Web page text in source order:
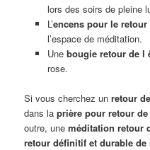
lors des soirs de pleine
L’encens pour le
l’espace de méditation.
Une bougie retour de l
rose.
Si vous cherchez unretour
dans laprière pour retour
outre, uneméditation retour
retour définitif et durable de